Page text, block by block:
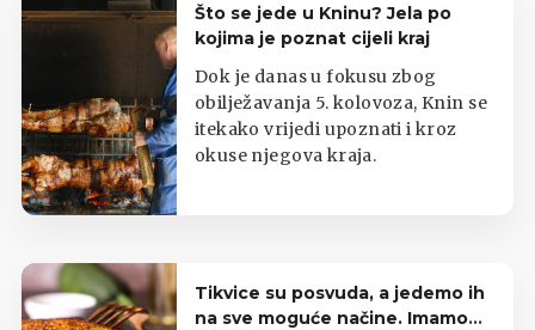
Što se jede u Kninu? Jela po
kojima je poznat cijeli kraj
Dok je danas u fokusu zbog
obilježavanja 5. kolovoza, Knin se
itekako vrijedi upoznati i kroz
okuse njegova kraja.
Tikvice su posvuda, a jedemo ih
na sve moguće načine. Imamo